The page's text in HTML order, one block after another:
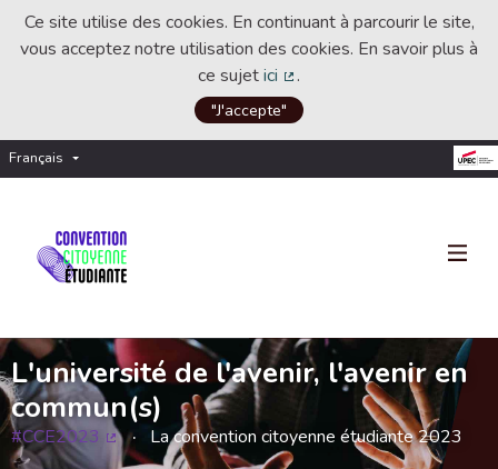
Ce site utilise des cookies. En continuant à parcourir le site,
vous acceptez notre utilisation des cookies. En savoir plus à
ce sujetici
(Lien externe)
.
"J'accepte"
Français Choisir la langue
L'université de l'avenir, l'avenir en
commun(s)
#CCE2023
(Lien externe)
La convention citoyenne étudiante 2023